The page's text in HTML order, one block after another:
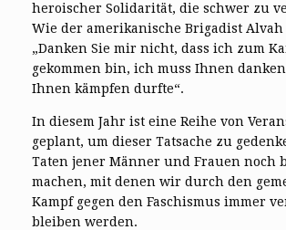
heroischer Solidarität, die schwer zu
Wie der amerikanische Brigadist Alvah
„Danken Sie mir nicht, dass ich zum
gekommen bin, ich muss Ihnen
Ihnen kämpfen durfte“.
In diesem Jahr ist eine Reihe von
geplant, um dieser Tatsache zu
Taten jener Männer und Frauen noch
machen, mit denen wir durch den
Kampf gegen den Faschismus immer
bleiben werden.